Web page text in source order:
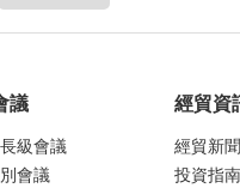
議
級會議
會議
經貿資
經貿新聞
投資指南